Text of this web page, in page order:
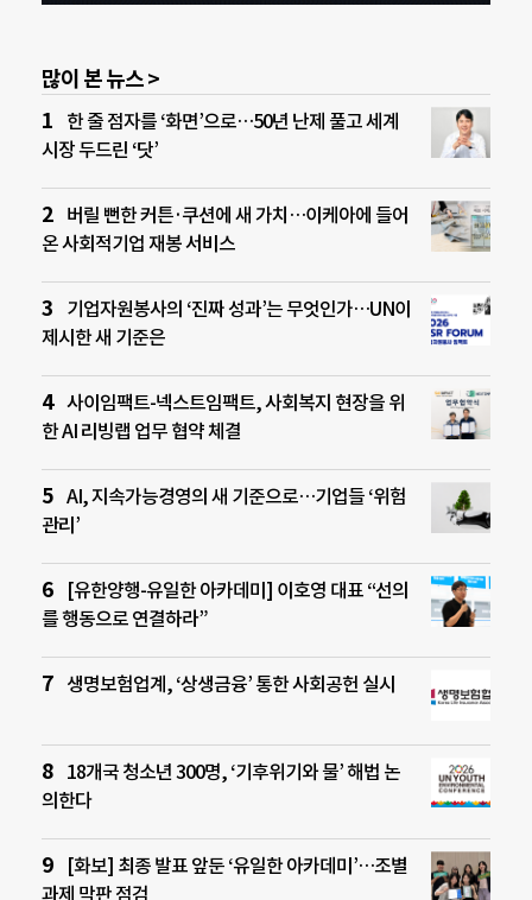
많이 본 뉴스 >
한 줄 점자를 ‘화면’으로…50년 난제 풀고 세계
시장 두드린 ‘닷’
버릴 뻔한 커튼·쿠션에 새 가치…이케아에 들어
온 사회적기업 재봉 서비스
기업자원봉사의 ‘진짜 성과’는 무엇인가…UN이
제시한 새 기준은
사이임팩트-넥스트임팩트, 사회복지 현장을 위
한 AI 리빙랩 업무 협약 체결
AI, 지속가능경영의 새 기준으로…기업들 ‘위험
관리’
[유한양행-유일한 아카데미] 이호영 대표 “선의
를 행동으로 연결하라”
생명보험업계, ‘상생금융’ 통한 사회공헌 실시
18개국 청소년 300명, ‘기후위기와 물’ 해법 논
의한다
[화보] 최종 발표 앞둔 ‘유일한 아카데미’…조별
과제 막판 점검